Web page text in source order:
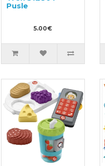
Pusle
5.00€